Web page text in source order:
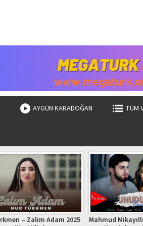
AYGÜN KARADOĞAN TÜM
– Zalim Adam 2025
Mahmud